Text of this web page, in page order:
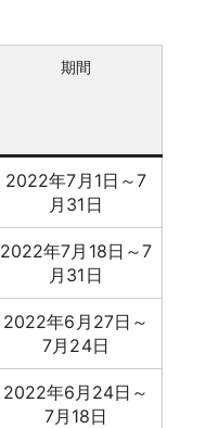
期間
2022年7月1日～7
月31日
2022年7月18日～7
月31日
2022年6月27日～
7月24日
2022年6月24日～
7月18日